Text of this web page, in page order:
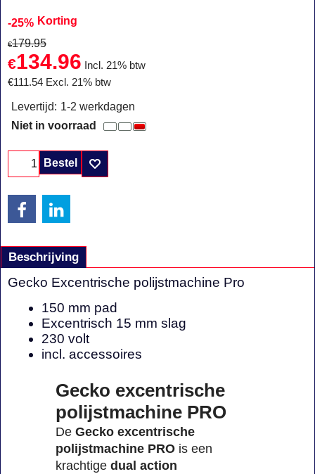
-25% Korting
€179.95
€134.96
Incl. 21% btw
€111.54 Excl. 21% btw
Levertijd: 1-2 werkdagen
Niet in voorraad
Bestel
Beschrijving
Gecko Excentrische polijstmachine Pro
150 mm pad
Excentrisch 15 mm slag
230 volt
incl. accessoires
Gecko excentrische
polijstmachine PRO
De Gecko excentrische
polijstmachine PRO is een
krachtige dual action